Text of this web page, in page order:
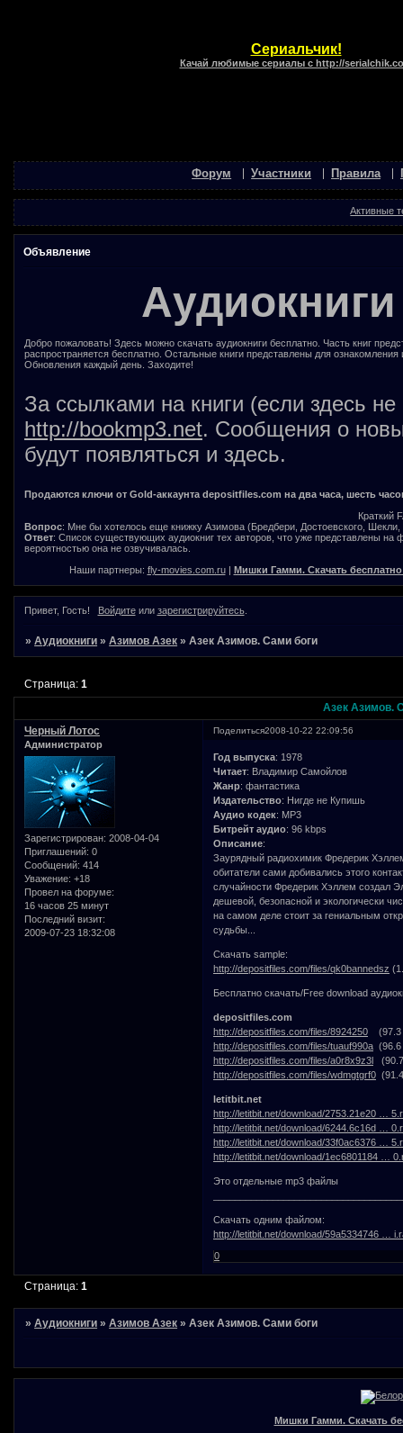
Сериальчик!
Качай любимые сериалы с http://
Форум Участники Правила
Активные
Объявление
Добро пожаловать! Здесь можно скачать аудиокниги бесплатно. Часть книг
распространяется бесплатно. Остальные книги представлены для
Обновления каждый день. Заходите!
За ссылками на книги (если здесь
http://bookmp3.net. Сообщения о
будут появляться и здесь.
Продаются ключи от Gold-аккаунта depositfiles.com на два часа, шесть
Краткий
Вопрос: Мне бы хотелось еще книжку Азимова (Бредбери, Достоевского, Шекли,
Ответ: Список существующих аудиокниг тех авторов, что уже представлены на
вероятностью она не озвучивалась.
Наши партнеры: fly-movies.com.ru| Мишки Гамми. Скачать
Привет, Гость! Войдитеили зарегистрируйтесь.
»Аудиокниги »Азимов Азек »Азек Азимов. Сами боги
Азек Азимов.
Страница:1
Поделиться2008-10-22 22:09:56
Черный Лотос
Администратор
Зарегистрирован: 2008-04-04
Приглашений: 0
Сообщений: 414
Уважение: +18
Провел на форуме:
16 часов 25 минут
Последний визит:
2009-07-23 18:32:08
Год выпуска: 1978
Читает: Владимир Самойлов
Жанр: фантастика
Издательство: Нигде не Купишь
Аудио кодек: MP3
Битрейт аудио: 96 kbps
Описание:
Заурядный радиохимик Фредерик
обитатели сами добивались этого
случайности Фредерик Хэллем создал
дешевой, безопасной и экологически
на самом деле стоит за гениальным
судьбы...
Скачать sample:
http://depositfiles.com/files/qk0bannedsz
Бесплатно скачать/Free download
depositfiles.com
http://depositfiles.com/files/8924250 (97.3
http://depositfiles.com/files/tuauf990a (96.6
http://depositfiles.com/files/a0r8x9z3l
http://depositfiles.com/files/wdmgtgrf0
letitbit.net
http://letitbit.net/download/2753.21e20 …
http://letitbit.net/download/6244.6c16d …
http://letitbit.net/download/33f0ac6376 …
http://letitbit.net/download/1ec6801184 …
Это отдельные mp3 файлы
Скачать одним файлом:
http://letitbit.net/download/59a5334746 …
0
Страница:1
»Аудиокниги »Азимов Азек »Азек Азимов. Сами боги
Мишки Гамми. Скачать